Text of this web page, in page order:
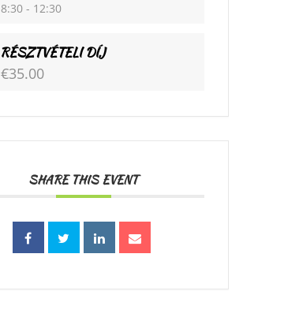
8:30 - 12:30
RÉSZTVÉTELI DÍJ
€35.00
SHARE THIS EVENT